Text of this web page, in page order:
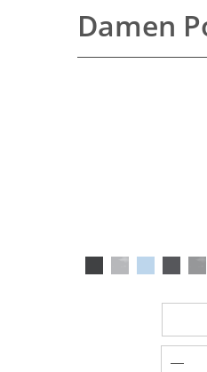
Damen